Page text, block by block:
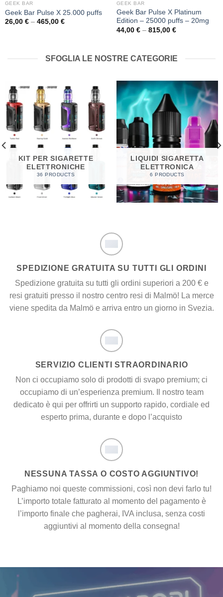
GEEK BAR
Geek Bar Pulse X 25.000 puffs
26,00 € – 465,00 €Price
GEEK BAR
Geek Bar Pulse X Platinum
Edition – 25000 puffs – 20mg
44,00 € – 815,00 €Price
815,00 €
SFOGLIA LE NOSTRE CATEGORIE
KIT PER SIGARETTE
ELETTRONICHE
36 PRODUCTS
LIQUIDI SIGARETTA
ELETTRONICA
6 PRODUCTS
SPEDIZIONE GRATUITA SU TUTTI GLI ORDINI
Spedizione gratuita su tutti gli ordini superiori a 200 € e
resi gratuiti presso il nostro centro resi di Malmö! La merce
viene spedita da Malmö e arriva entro un giorno in Svezia.
SERVIZIO CLIENTI STRAORDINARIO
Non ci occupiamo solo di prodotti di svapo premium; ci
occupiamo di un’esperienza premium. Il nostro team
dedicato è qui per offrirti un supporto rapido, cordiale ed
esperto prima, durante e dopo l’acquisto
NESSUNA TASSA O COSTO AGGIUNTIVO!
Paghiamo noi queste commissioni, così non devi farlo tu!
L’importo totale fatturato al momento del pagamento è
l’importo finale che pagherai, IVA inclusa, senza costi
aggiuntivi al momento della consegna!